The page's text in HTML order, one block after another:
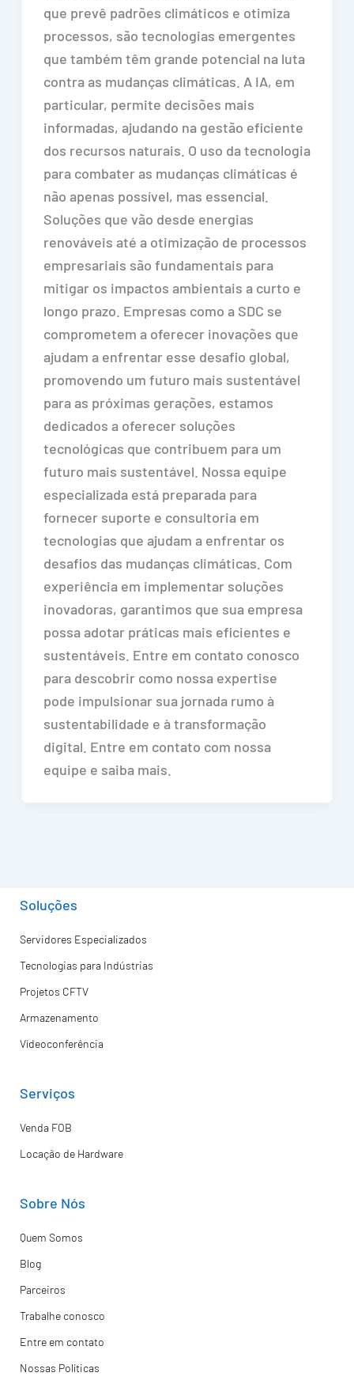
que prevê padrões climáticos e otimiza
processos, são tecnologias emergentes
que também têm grande potencial na luta
contra as mudanças climáticas. A IA, em
particular, permite decisões mais
informadas, ajudando na gestão eficiente
dos recursos naturais. O uso da tecnologia
para combater as mudanças climáticas é
não apenas possível, mas essencial.
Soluções que vão desde energias
renováveis até a otimização de processos
empresariais são fundamentais para
mitigar os impactos ambientais a curto e
longo prazo. Empresas como a SDC se
comprometem a oferecer inovações que
ajudam a enfrentar esse desafio global,
promovendo um futuro mais sustentável
para as próximas gerações, estamos
dedicados a oferecer soluções
tecnológicas que contribuem para um
futuro mais sustentável. Nossa equipe
especializada está preparada para
fornecer suporte e consultoria em
tecnologias que ajudam a enfrentar os
desafios das mudanças climáticas. Com
experiência em implementar soluções
inovadoras, garantimos que sua empresa
possa adotar práticas mais eficientes e
sustentáveis. Entre em contato conosco
para descobrir como nossa expertise
pode impulsionar sua jornada rumo à
sustentabilidade e à transformação
digital. Entre em contato com nossa
equipe e saiba mais.
Soluções
Servidores Especializados
Tecnologias para Indústrias
Projetos CFTV
Armazenamento
Vídeoconferência
Serviços
Venda FOB
Locação de Hardware
Sobre Nós
Quem Somos
Blog
Parceiros
Trabalhe conosco
Entre em contato
Nossas Políticas